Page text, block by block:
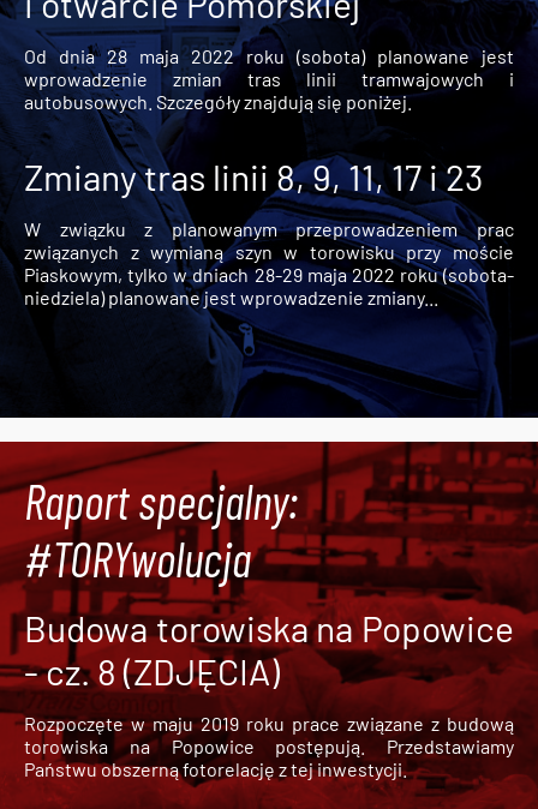
Od dnia 28 maja 2022 roku (sobota) planowane jest
wprowadzenie zmian tras linii tramwajowych i
autobusowych. Szczegóły znajdują się poniżej.
Zmiany tras linii 8, 9, 11, 17 i 23
W związku z planowanym przeprowadzeniem prac
związanych z wymianą szyn w torowisku przy moście
Piaskowym, tylko w dniach 28-29 maja 2022 roku (sobota-
niedziela) planowane jest wprowadzenie zmiany...
Raport specjalny:
#TORYwolucja
Budowa torowiska na Popowice
- cz. 8 (ZDJĘCIA)
Rozpoczęte w maju 2019 roku prace związane z budową
torowiska na Popowice
postępują. Przedstawiamy
Państwu obszerną fotorelację z tej inwestycji.